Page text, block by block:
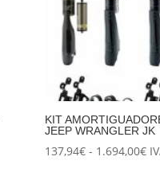
KIT
JEEP WRANGLER JK
137,94€ - 1.694,00€